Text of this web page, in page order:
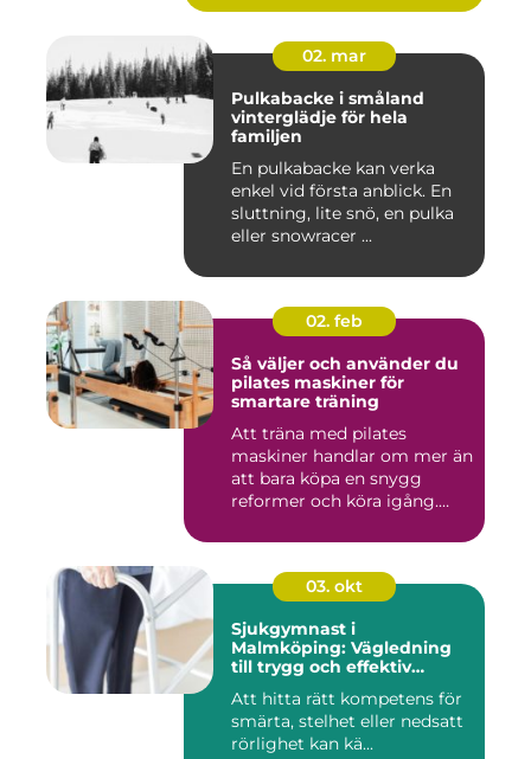
02. mar
Pulkabacke i småland
vinterglädje för hela
familjen
En pulkabacke kan verka
enkel vid första anblick. En
sluttning, lite snö, en pulka
eller snowracer ...
02. feb
Så väljer och använder du
pilates maskiner för
smartare träning
Att träna med pilates
maskiner handlar om mer än
att bara köpa en snygg
reformer och köra igång.
03. okt
Sjukgymnast i
Malmköping: Vägledning
till trygg och effektiv
Att hitta rätt kompetens för
smärta, stelhet eller nedsatt
rörlighet kan kä...